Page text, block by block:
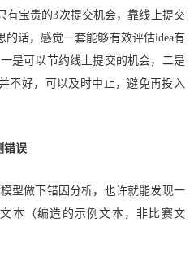
有宝贵的3次提交机会，靠线上提交
的话，感觉一套能够有效评估idea有
是可以节约线上提交的机会，二是
不好，可以及时中止，避免再投入
错误
型做下错因分析，也许就能发现一
本（编造的示例文本，非比赛文